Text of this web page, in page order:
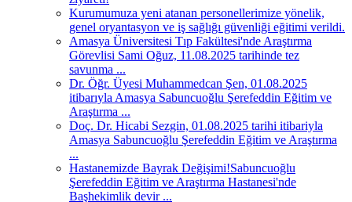
Kurumumuza yeni atanan personellerimize yönelik,
genel oryantasyon ve iş sağlığı güvenliği eğitimi verildi.
Amasya Üniversitesi Tıp Fakültesi'nde Araştırma
Görevlisi Sami Oğuz, 11.08.2025 tarihinde tez
savunma ...
Dr. Öğr. Üyesi Muhammedcan Şen, 01.08.2025
itibarıyla Amasya Sabuncuoğlu Şerefeddin Eğitim ve
Araştırma ...
Doç. Dr. Hicabi Sezgin, 01.08.2025 tarihi itibariyla
Amasya Sabuncuoğlu Şerefeddin Eğitim ve Araştırma
...
Hastanemizde Bayrak Değişimi!Sabuncuoğlu
Şerefeddin Eğitim ve Araştırma Hastanesi'nde
Başhekimlik devir ...